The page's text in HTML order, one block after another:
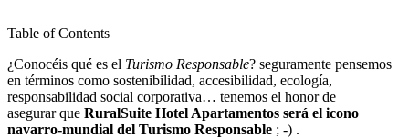
Table of Contents
¿Conocéis qué es el Turismo Responsable? seguramente pensemos
en términos como sostenibilidad, accesibilidad, ecología,
responsabilidad social corporativa… tenemos el honor de
asegurar que RuralSuite Hotel Apartamentos será el icono
navarro-mundial del Turismo Responsable ; -) .